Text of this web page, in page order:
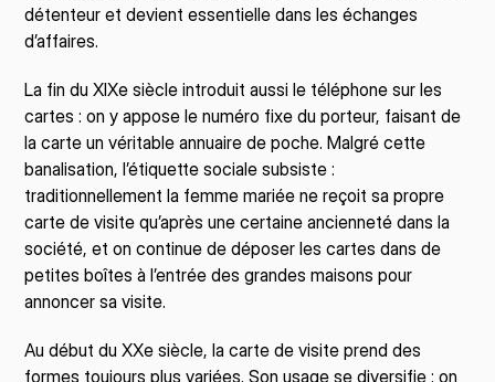
détenteur et devient essentielle dans les échanges
d’affaires.
La fin du XIXe siècle introduit aussi le téléphone sur les
cartes : on y appose le numéro fixe du porteur, faisant de
la carte un véritable annuaire de poche. Malgré cette
banalisation, l’étiquette sociale subsiste :
traditionnellement la femme mariée ne reçoit sa propre
carte de visite qu’après une certaine ancienneté dans la
société, et on continue de déposer les cartes dans de
petites boîtes à l’entrée des grandes maisons pour
annoncer sa visite.
Au début du XXe siècle, la carte de visite prend des
formes toujours plus variées. Son usage se diversifie : on